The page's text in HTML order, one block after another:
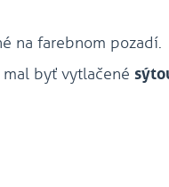
na farebnom pozadí.
byť vytlačené